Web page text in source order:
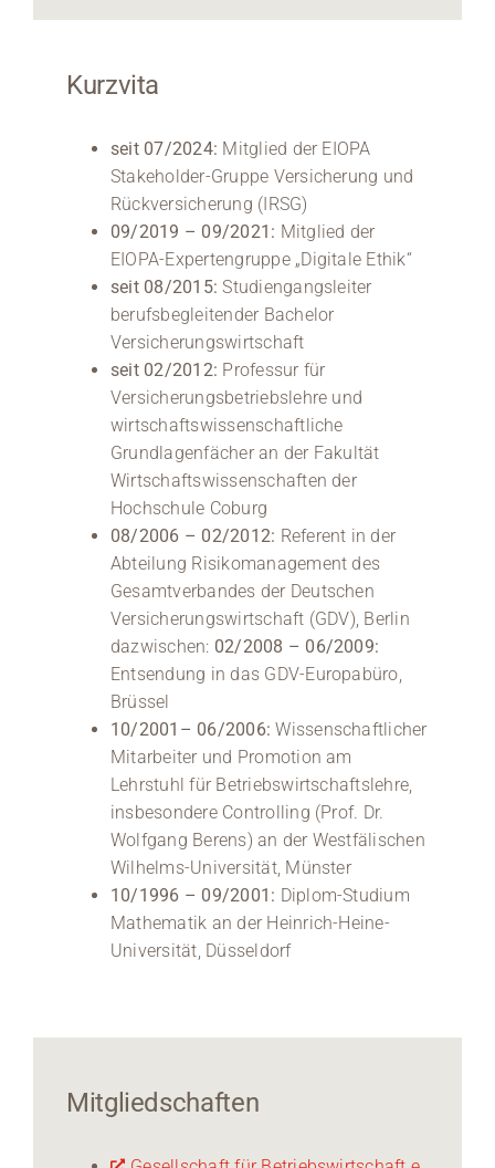
Kurzvita
seit 07/2024: Mitglied der EIOPA
Stakeholder-Gruppe Versicherung und
Rückversicherung (IRSG)
09/2019 – 09/2021: Mitglied der
EIOPA-Expertengruppe „Digitale Ethik“
seit 08/2015: Studiengangsleiter
berufsbegleitender Bachelor
Versicherungswirtschaft
seit 02/2012: Professur für
Versicherungsbetriebslehre und
wirtschaftswissenschaftliche
Grundlagenfächer an der Fakultät
Wirtschaftswissenschaften der
Hochschule Coburg
08/2006 – 02/2012: Referent in der
Abteilung Risikomanagement des
Gesamtverbandes der Deutschen
Versicherungswirtschaft (GDV), Berlin
dazwischen: 02/2008 – 06/2009:
Entsendung in das GDV-Europabüro,
Brüssel
10/2001– 06/2006: Wissenschaftlicher
Mitarbeiter und Promotion am
Lehrstuhl für Betriebswirtschaftslehre,
insbesondere Controlling (Prof. Dr.
Wolfgang Berens) an der Westfälischen
Wilhelms-Universität, Münster
10/1996 – 09/2001: Diplom-Studium
Mathematik an der Heinrich-Heine-
Universität, Düsseldorf
Mitgliedschaften